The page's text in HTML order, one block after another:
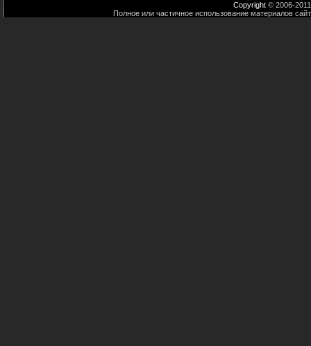
Copyright © 2006-
Полное или частичное использование материалов